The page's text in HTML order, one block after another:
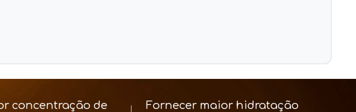
concentração de
Fornecer maior hidratação